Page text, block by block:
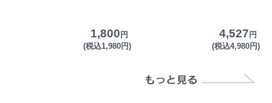
1,800 円
(税込1,980円)
4,527 円
(税込4,980円)